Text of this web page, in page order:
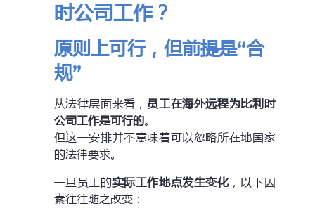
时公司工作？
原则上可行，但前提是“合
规”
从法律层面来看， 员工在海外远程为比利时
公司工作是可行的。
但这一安排并不意味着可以忽略所在地国家
的法律要求。
一旦员工的实际工作地点发生变化，以下因
素往往随之改变：